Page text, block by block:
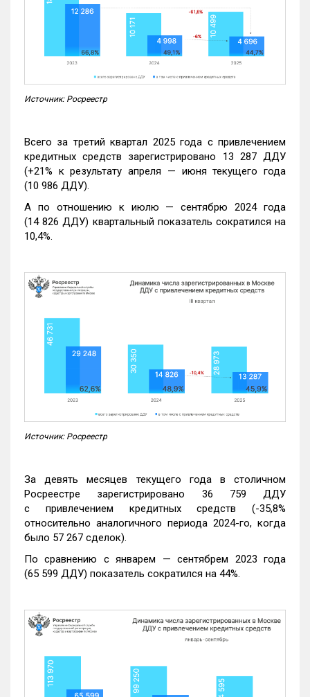
Источник: Росреестр
Всего за третий квартал 2025 года с привлечением
кредитных средств зарегистрировано 13 287 ДДУ
(+21% к результату апреля — июня текущего года
(10 986 ДДУ).
А по отношению к июлю — сентябрю 2024 года
(14 826 ДДУ) квартальный показатель сократился на
10,4%.
Источник: Росреестр
За девять месяцев текущего года в столичном
Росреестре зарегистрировано 36 759 ДДУ
с привлечением кредитных средств (-35,8%
относительно аналогичного периода 2024-го, когда
было 57 267 сделок).
По сравнению с январем — сентябрем 2023 года
(65 599 ДДУ) показатель сократился на 44%.